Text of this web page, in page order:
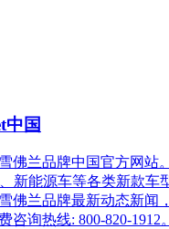
中国
佛兰品牌中国官方网站
新能源车等各类新款车
佛兰品牌最新动态新闻
咨询热线: 800-820-1912。